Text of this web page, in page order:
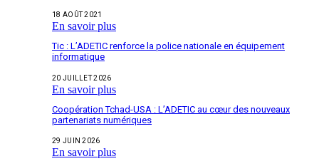
18 AOÛT 2021
En savoir plus
Tic : L’ADETIC renforce la police nationale en équipement
informatique
20 JUILLET 2026
En savoir plus
Coopération Tchad-USA : L’ADETIC au cœur des nouveaux
partenariats numériques
29 JUIN 2026
En savoir plus